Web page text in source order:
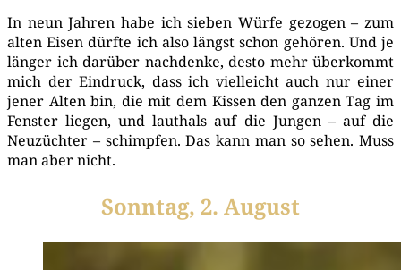
In neun Jah­ren habe ich sie­ben Wür­fe gezo­gen – zum
alten Eisen dürf­te ich also längst schon gehö­ren. Und je
län­ger ich dar­über nach­den­ke, des­to mehr über­kommt
mich der Ein­druck, dass ich viel­leicht auch nur einer
jener Alten bin, die mit dem Kis­sen den gan­zen Tag im
Fens­ter lie­gen, und laut­hals auf die Jun­gen – auf die
Neu­züch­ter – schimp­fen. Das kann man so sehen. Muss
man aber nicht.
Sonntag, 2. August